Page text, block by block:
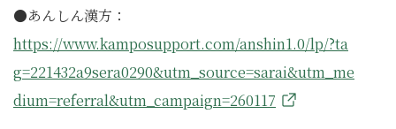
●あんしん漢方：
https://www.kamposupport.com/anshin1.0/lp/?ta
g=221432a9sera0290&utm_source=sarai&utm_me
dium=referral&utm_campaign=260117